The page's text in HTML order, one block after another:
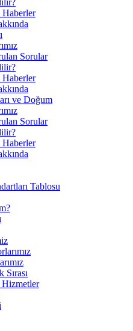
Sorular
ve Doğum
Sorular
Tablosu
Hizmetler